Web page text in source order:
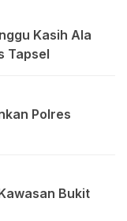
Kasih Ala
Tapsel
Polres
Bukit